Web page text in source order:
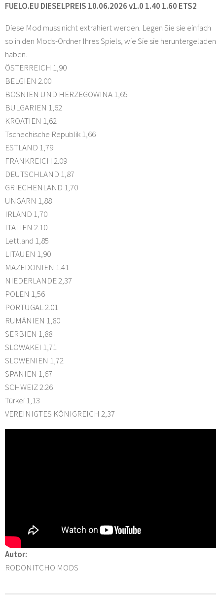
FUELO.EU DIESELPREIS 10.06.2026 v1.0 1.40 1.60 ETS2
Diese Mod muss nicht extrahiert werden. Legen Sie sie einfach
so in den Mods-Ordner Ihres Spiels, wie Sie sie heruntergeladen
haben.
ÖSTERREICH 1,90
BELGIEN 2.00
BOSNIEN UND HERZEGOWINA 1,65
BULGARIEN 1,62
KROATIEN 1,62
Tschechische Republik 1,66
ESTLAND 1,79
FRANKREICH 2.09
DEUTSCHLAND 1,87
GRIECHENLAND 1,70
UNGARN 1,88
IRLAND 1,70
ITALIEN 2.10
Lettland 1,85
LITAUEN 1,90
MAZEDONIEN 1.41
NIEDERLANDE 2,37
POLEN 1,56
PORTUGAL 2.01
RUMÄNIEN 1,80
SERBIEN 1,88
SLOWAKEI 1,71
SLOWENIEN 1,72
SPANIEN 1,67
SCHWEIZ 2.26
Türkei 1,13
VEREINIGTES KÖNIGREICH 2,37
Autor:
RODONITCHO MODS